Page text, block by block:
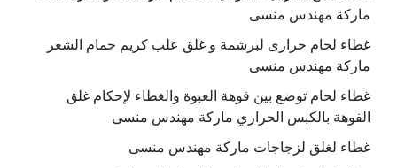
ماركة مهندس منسى
غطاء لحام حرارى لبرشمة و غلق علب كريم حمام الشعر
ماركة مهندس منسى
غطاء لحام توضع بين فوهة العبوة والغطاء لإحكام غلق
الفوهة بالكبس الحراري ماركة مهندس منسى
غطاء لغلق لزجاجات ماركة مهندس منسى